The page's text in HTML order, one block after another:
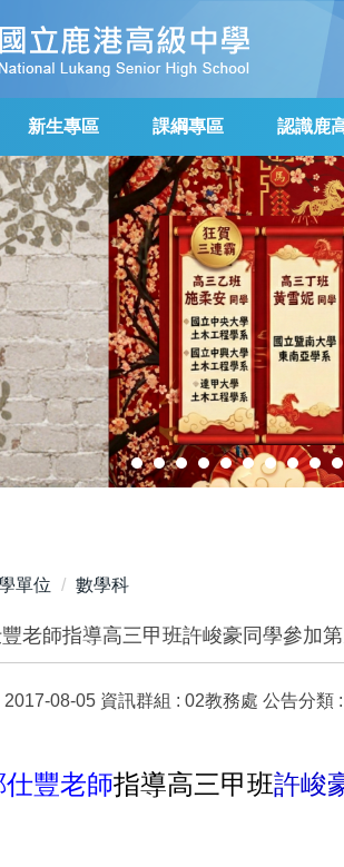
新生專區 課綱專區 認識鹿
單位 數學科
老師指導高三甲班許峻豪同學參加
2017-08-05 資訊群組 : 02教務處 公告分類 :
仕豐老師指導高三甲班許峻